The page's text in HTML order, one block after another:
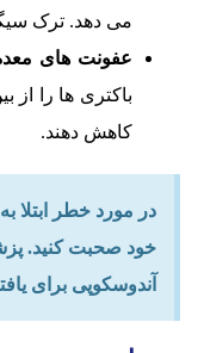
می دهد. ترک
عفونت های
باکتری ها را از
کاهش دهند.
در مورد خطر
خود صحبت کنید.
آندوسکوپی برای